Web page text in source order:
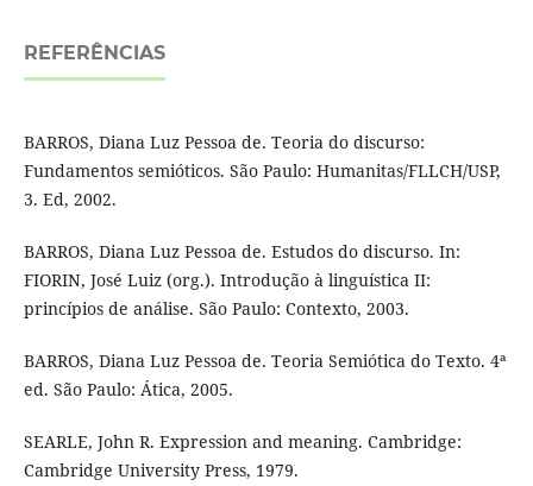
REFERÊNCIAS
BARROS, Diana Luz Pessoa de. Teoria do discurso:
Fundamentos semióticos. São Paulo: Humanitas/FLLCH/USP,
3. Ed, 2002.
BARROS, Diana Luz Pessoa de. Estudos do discurso. In:
FIORIN, José Luiz (org.). Introdução à linguística II:
princípios de análise. São Paulo: Contexto, 2003.
BARROS, Diana Luz Pessoa de. Teoria Semiótica do Texto. 4ª
ed. São Paulo: Ática, 2005.
SEARLE, John R. Expression and meaning. Cambridge:
Cambridge University Press, 1979.